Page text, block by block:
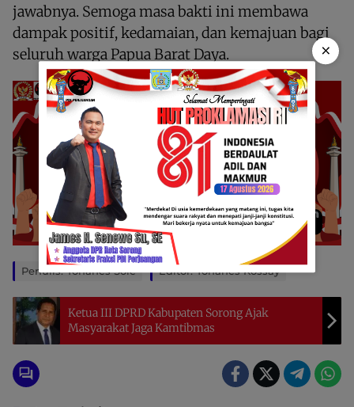
jawabnya. Semoga masa bakti ini membawa
dampak positif, kedamaian, dan kemajuan bagi
seluruh warga Papua Barat Daya.
Penulis: Yohanes Sole Editor: Yohanes Kossay
Ketua III DPRD Kabupaten Sorong Ajak
Masyarakat Jaga Kamtibmas
×